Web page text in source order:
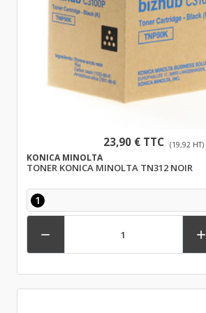
23,90 € TTC (19,92 HT)
KONICA MINOLTA
TONER KONICA MINOLTA TN312 NOIR
1
 